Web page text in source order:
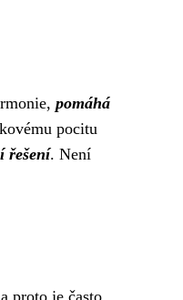
pomáhá
pocitu
řešení. Není